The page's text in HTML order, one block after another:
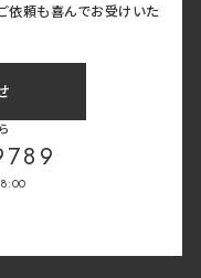
依頼も喜んでお受けいた